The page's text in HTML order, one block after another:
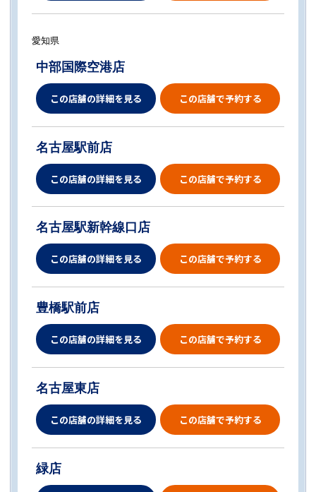
愛知県
中部国際空港店
この店舗の詳細を見る この店舗で予約する
名古屋駅前店
この店舗の詳細を見る この店舗で予約する
名古屋駅新幹線口店
この店舗の詳細を見る この店舗で予約する
豊橋駅前店
この店舗の詳細を見る この店舗で予約する
名古屋東店
この店舗の詳細を見る この店舗で予約する
緑店